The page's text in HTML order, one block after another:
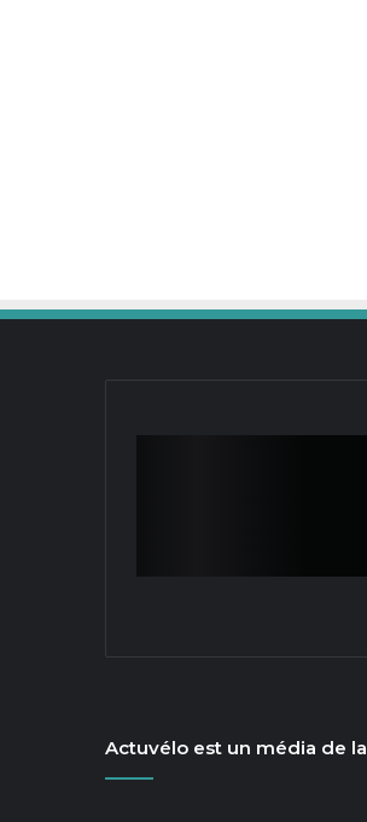
Actuvélo est un média de la